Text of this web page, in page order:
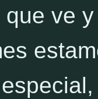
ve